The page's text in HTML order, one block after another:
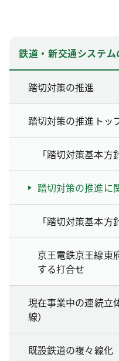
鉄道・新交通システ
踏切対策の推進
踏切対策の推進トッ
「踏切対策基本
踏切対策の推進に
「踏切対策基本
京王電鉄京王線東
する打合せ
現在事業中の連続立
線）
既設鉄道の複々線化